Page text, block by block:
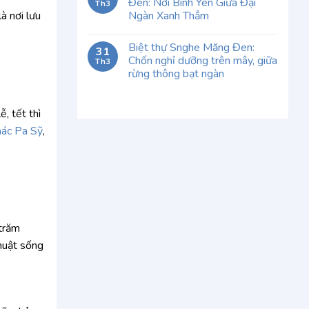
nơi lưu
tết thì
Pa Sỹ,
sống
Th3
Ngàn Xanh Thẳm
31
Th3
Biệt thự Snghe Măng Đen:
Chốn nghỉ dưỡng trên mây, giữa
rừng thông bạt ngàn